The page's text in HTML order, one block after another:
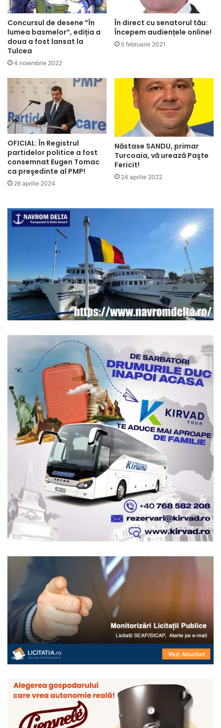
Concursul de desene ”În
lumea basmelor”, ediția a
doua a fost lansat la
Tulcea
4 noiembrie 2022
În direct cu senatorul tău:
Începem audiențele online!
5 februarie 2021
OFICIAL: În Registrul
partidelor politice a fost
consemnat Eugen Tomac
ca preşedinte al PMP!
26 aprilie 2024
Năstase SANDU, primar
Turcoaia, vă urează Paşte
Fericit!
24 aprilie 2022